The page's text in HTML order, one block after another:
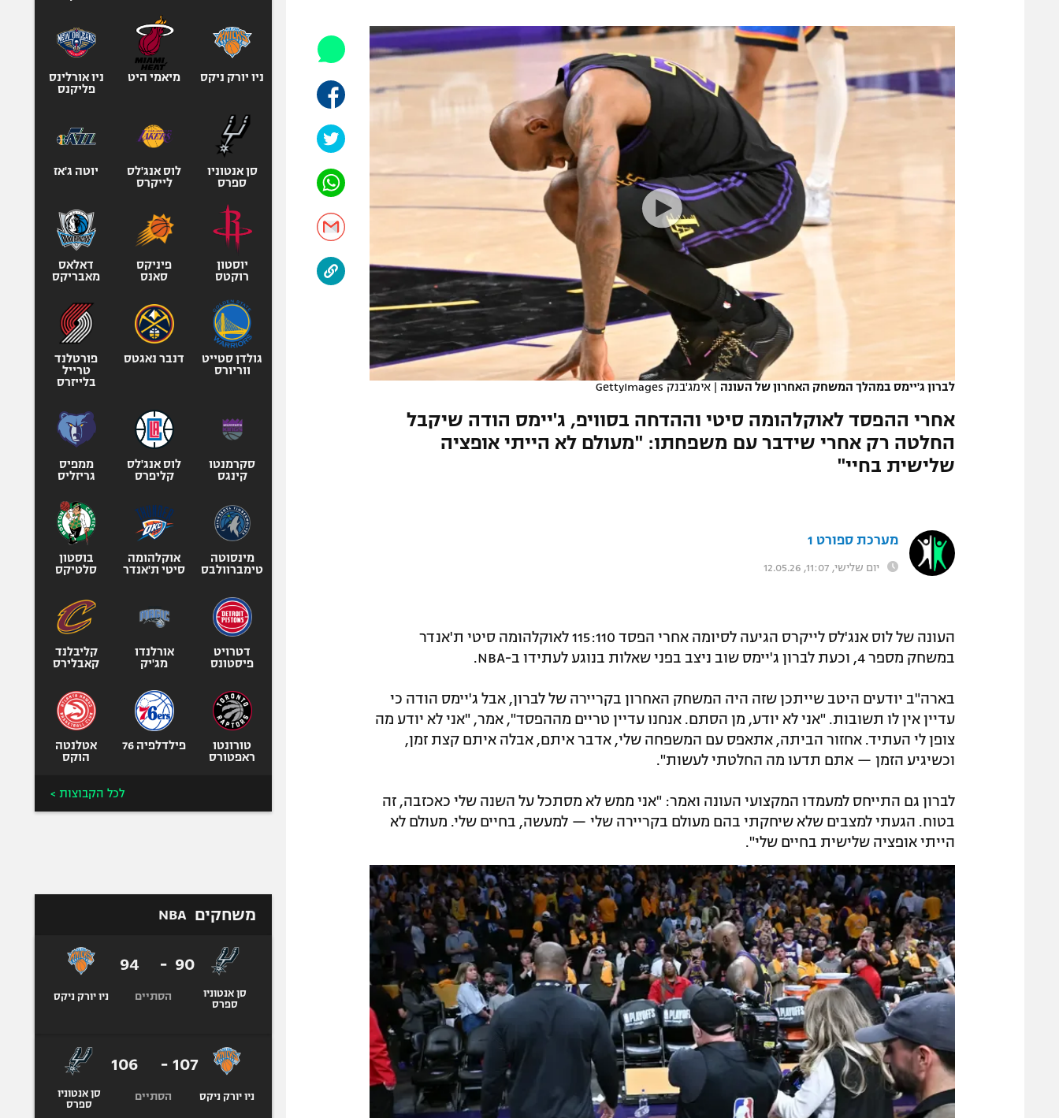
תקנון משתתפים וזוכים בפרסים
תקנון עבור פעילות אלקטרה
תקנון עבור פעילות ספורט 1 – "מרלן"
רשיון להקרנה פומבית לבית עסק
הפועל תל אביב
הפועל חיפה
הפועל באר שבע
מכבי נתניה
בני יהודה
ליגה סינית
ליגה ברזילאית
ליגות נוספות
אופניים
ספורט מוטורי
כדורמים
בייסבול MLB
ספורט אתגרי
אומנויות לחימה
לברון ג'יימס במהלך המשחק האחרון של העונה | אימג'בנק GettyImages
אחרי ההפסד לאוקלהומה סיטי וההדחה בסוויפ, ג'יימס הודה שיקבל
החלטה רק אחרי שידבר עם משפחתו: "מעולם לא הייתי אופציה
שלישית בחיי"
מערכת ספורט 1
יום שלישי, 11:07, 12.05.26
העונה של לוס אנג'לס לייקרס הגיעה לסיומה אחרי הפסד 115:110 לאוקלהומה סיטי ת'אנדר
במשחק מספר 4, וכעת לברון ג'יימס שוב ניצב בפני שאלות בנוגע לעתידו ב-NBA.
בארה"ב יודעים היטב שייתכן שזה היה המשחק האחרון בקריירה של לברון, אבל ג'יימס הודה כי
עדיין אין לו תשובות. "אני לא יודע, מן הסתם. אנחנו עדיין טריים מההפסד", אמר, "אני לא יודע מה
צופן לי העתיד. אחזור הביתה, אתאפס עם המשפחה שלי, אדבר איתם, אבלה איתם קצת זמן,
וכשיגיע הזמן — אתם תדעו מה החלטתי לעשות".
לברון גם התייחס למעמדו המקצועי העונה ואמר: "אני ממש לא מסתכל על השנה שלי כאכזבה, זה
בטוח. הגעתי למצבים שלא שיחקתי בהם מעולם בקריירה שלי — למעשה, בחיים שלי. מעולם לא
הייתי אופציה שלישית בחיים שלי".
ניו יורק ניקס מיאמי היט
ניו אורלינס
פליקנס
סן אנטוניו
ספרס
לוס אנג'לס
לייקרס
יוטה ג'אז
יוסטון
רוקטס
פיניקס
סאנס
דאלאס
מאבריקס
גולדן סטייט
ווריורס
דנבר נאגטס
פורטלנד
טרייל
בלייזרס
סקרמנטו
קינגס
לוס אנג'לס
קליפרס
ממפיס
גריזליס
מינסוטה
טימברוולבס
אוקלהומה
סיטי ת'אנדר
בוסטון
סלטיקס
דטרויט
פיסטונס
אורלנדו
מג'יק
קליבלנד
קאבלירס
טורונטו
ראפטורס
פילדלפיה 76
אטלנטה
הוקס
לכל הקבוצות >
משחקים NBA
סן אנטוניו
ספרס
90
-
94
הסתיים ניו יורק ניקס
ניו יורק ניקס
107
-
106
הסתיים
סן אנטוניו
ספרס